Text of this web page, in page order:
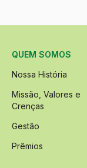
QUEM SOMOS
Nossa História
Missão, Valores e
Crenças
Gestão
Prêmios